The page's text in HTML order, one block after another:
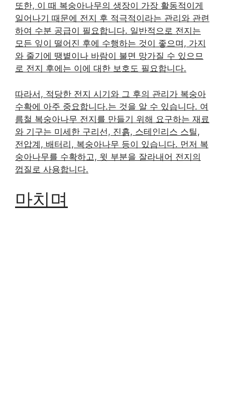
또한, 이 때 복숭아나무의 생장이 가장 활동적이게
일어나기 때문에 전지 후 적극적이라는 관리와 관련
하여 수분 공급이 필요합니다. 일반적으로 전지는
모든 잎이 떨어진 후에 수행하는 것이 좋으며, 가지
와 줄기에 땡볕이나 바람이 불면 망가질 수 있으므
로 전지 후에는 이에 대한 보호도 필요합니다.
따라서, 적당한 전지 시기와 그 후의 관리가 복숭아
수확에 아주 중요합니다.는 것을 알 수 있습니다. 여
름철 복숭아나무 전지를 만들기 위해 요구하는 재료
와 기구는 미세한 구리선, 진흙, 스테인리스 스틸,
전압계, 배터리, 복숭아나무 등이 있습니다. 먼저 복
숭아나무를 수확하고, 윗 부분을 잘라내어 전지의
껍질로 사용합니다.
마치며